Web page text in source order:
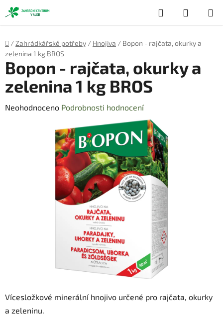
Přejít
na
obsah
Hledat
KOŠÍK
Domů
/ Zahrádkářské potřeby / Hnojiva / Bopon - rajčata, okurky a
zelenina 1 kg BROS
Vícesložkové minerální hnojivo určené pro rajčata, okurky
a zeleninu.
Bopon - rajčata, okurky a
zelenina 1 kg BROS
Průměrné
Neohodnoceno Podrobnosti hodnocení